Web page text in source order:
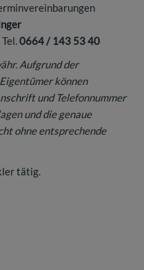
Tel.0664 / 143 53 40
Aufgrund der
können
und Telefonnummer
und die genaue
ohne entsprechende
tätig.